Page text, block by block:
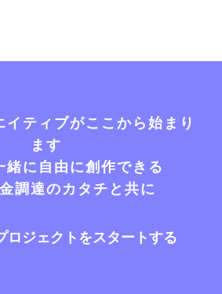
ティブがここから始まり
ます
緒に自由に創作できる
調達のカタチと共に
ロジェクトをスタートする